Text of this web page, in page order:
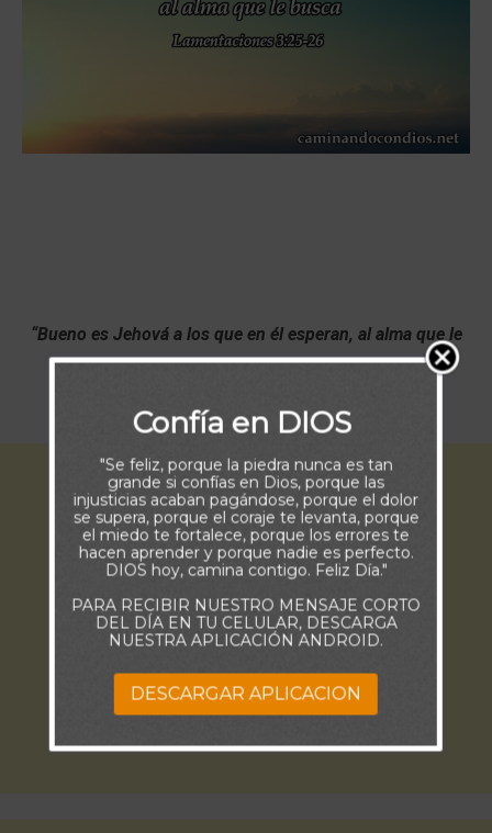
“Bueno es Jehová a los que en él esperan, al alma que le
busca.Bueno es esperar en silencio la salvación de
Confía en DIOS
"Se feliz, porque la piedra nunca es tan
grande si confías en Dios, porque las
injusticias acaban pagándose, porque el dolor
se supera, porque el coraje te levanta, porque
el miedo te fortalece, porque los errores te
hacen aprender y porque nadie es perfecto.
DIOS hoy, camina contigo. Feliz Día."
PARA RECIBIR NUESTRO MENSAJE CORTO
DEL DÍA EN TU CELULAR, DESCARGA
NUESTRA APLICACIÓN ANDROID.
DESCARGAR APLICACION